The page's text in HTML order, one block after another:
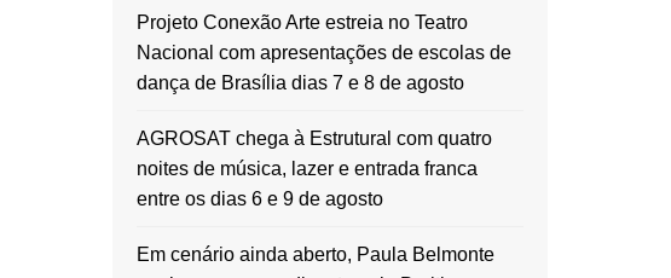
Projeto Conexão Arte estreia no Teatro
Nacional com apresentações de escolas de
dança de Brasília dias 7 e 8 de agosto
AGROSAT chega à Estrutural com quatro
noites de música, lazer e entrada franca
entre os dias 6 e 9 de agosto
Em cenário ainda aberto, Paula Belmonte